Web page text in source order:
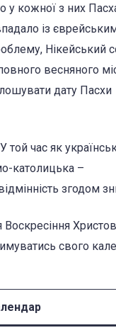
у кожної з них
із
Нікейський
весняного
дату Пасхи
той час як
католицька –
згодом
свого